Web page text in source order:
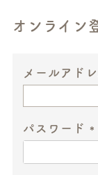
オンライン
メールアド
パスワード